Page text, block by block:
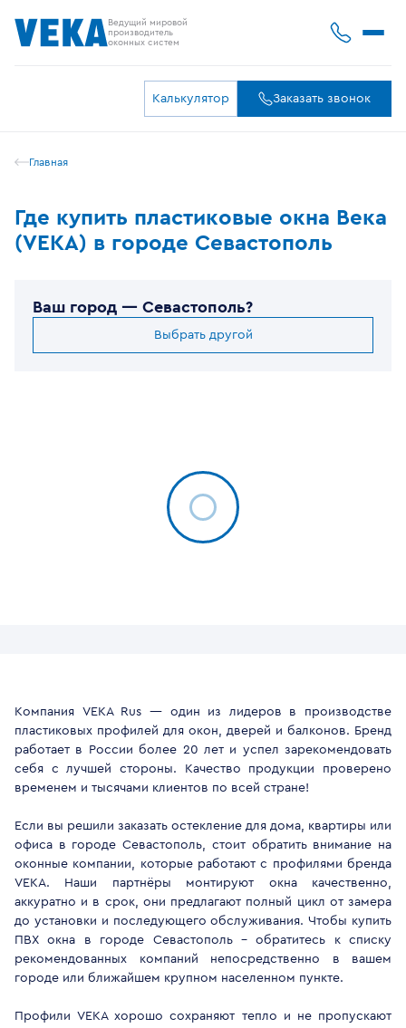
Ведущий мировой
производитель
оконных систем
Калькулятор Заказать звонок
Главная
Где купить пластиковые окна Века
(VEKA) в городе Севастополь
Ваш город — Севастополь?
Выбрать другой
Компания VEKA Rus — один из лидеров в производстве
пластиковых профилей для окон, дверей и балконов. Бренд
работает в России более 20 лет и успел зарекомендовать
себя с лучшей стороны. Качество продукции проверено
временем и тысячами клиентов по всей стране!
Если вы решили заказать остекление для дома, квартиры или
офиса в городе Севастополь, стоит обратить внимание на
оконные компании, которые работают с профилями бренда
VEKA. Наши партнёры монтируют окна качественно,
аккуратно и в срок, они предлагают полный цикл от замера
до установки и последующего обслуживания. Чтобы купить
ПВХ окна в городе Севастополь - обратитесь к списку
рекомендованных компаний непосредственно в вашем
городе или ближайшем крупном населенном пункте.
Профили VEKA хорошо сохраняют тепло и не пропускают